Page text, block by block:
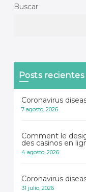
Buscar
Posts recientes
Coronavirus
7 agosto, 2026
Comment le
des casinos en
4 agosto, 2026
Coronavirus
31 julio, 2026